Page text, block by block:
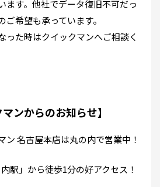
ます。他社でデータ復旧不可だっ
希望も承っています。
った時はクイックマンへご相談く
マンからのお知らせ】
ン 名古屋本店は丸の内で営業中！
駅」から徒歩1分の好アクセス！